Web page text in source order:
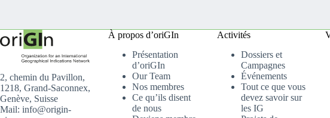
2, chemin du Pavillon,
1218, Grand-Saconnex,
Genève, Suisse
Mail: info@origin-
À propos d’oriGIn
Présentation
d’oriGIn
Our Team
Nos membres
Ce qu’ils disent
de nous
Activités
Dossiers et
Campagnes
Événements
Tout ce que vous
devez savoir sur
les IG